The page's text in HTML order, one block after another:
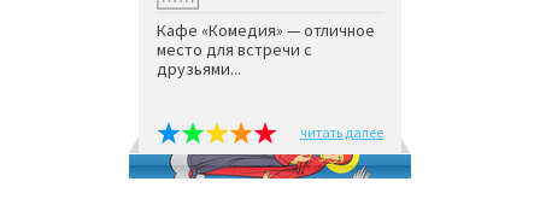
Кафе «Комедия» — отличное
место для встречи с
друзьями...
читать далее